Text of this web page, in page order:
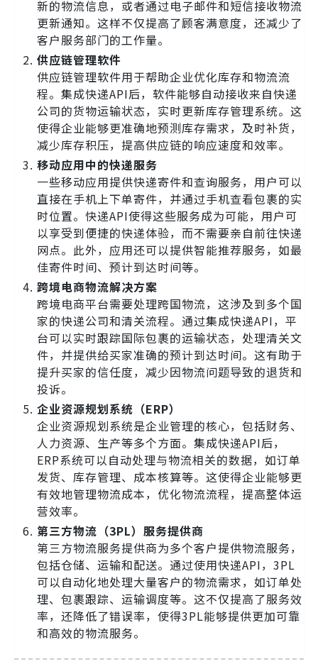
新的物流信息，或者通过电子邮件和短信接收物流
更新通知。这样不仅提高了顾客满意度，还减少了
客户服务部门的工作量。
供应链管理软件
供应链管理软件用于帮助企业优化库存和物流流
程。集成快递API后，软件能够自动接收来自快递
公司的货物运输状态，实时更新库存管理系统。这
使得企业能够更准确地预测库存需求，及时补货，
减少库存积压，提高供应链的响应速度和效率。
移动应用中的快递服务
一些移动应用提供快递寄件和查询服务，用户可以
直接在手机上下单寄件，并通过手机查看包裹的实
时位置。快递API使得这些服务成为可能，用户可
以享受到便捷的快递体验，而不需要亲自前往快递
网点。此外，应用还可以提供智能推荐服务，如最
佳寄件时间、预计到达时间等。
跨境电商物流解决方案
跨境电商平台需要处理跨国物流，这涉及到多个国
家的快递公司和清关流程。通过集成快递API，平
台可以实时跟踪国际包裹的运输状态，处理清关文
件，并提供给买家准确的预计到达时间。这有助于
提升买家的信任度，减少因物流问题导致的退货和
投诉。
企业资源规划系统（ERP）
企业资源规划系统是企业管理的核心，包括财务、
人力资源、生产等多个方面。集成快递API后，
ERP系统可以自动处理与物流相关的数据，如订单
发货、库存管理、成本核算等。这使得企业能够更
有效地管理物流成本，优化物流流程，提高整体运
营效率。
第三方物流（3PL）服务提供商
第三方物流服务提供商为多个客户提供物流服务，
包括仓储、运输和配送。通过使用快递API，3PL
可以自动化地处理大量客户的物流需求，如订单处
理、包裹跟踪、运输调度等。这不仅提高了服务效
率，还降低了错误率，使得3PL能够提供更加可靠
和高效的物流服务。